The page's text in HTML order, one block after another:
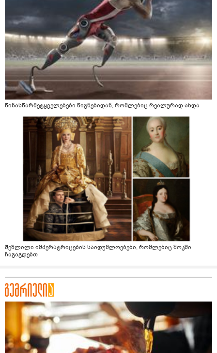
წინასწარმეტყველებები წიგნებიდან, რომლებიც რეალურად ახდა
შეშლილი იმპერატრიცების საიდუმლოებები, რომლებიც შოკში
ჩაგაგდებთ